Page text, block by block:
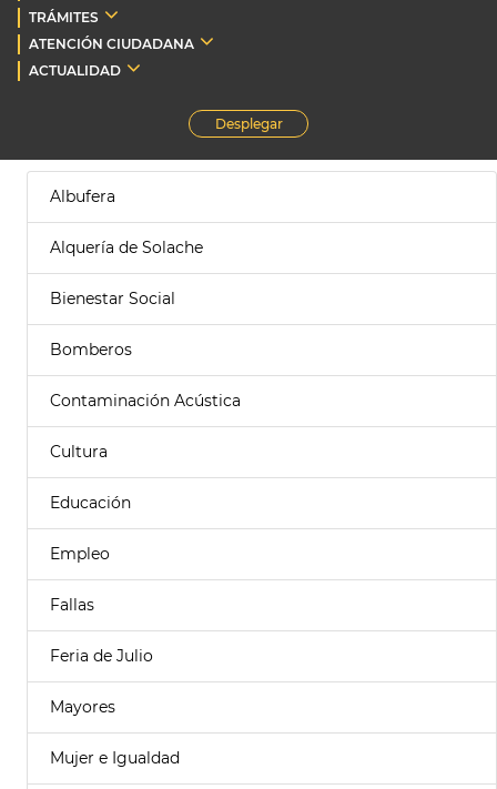
TRÁMITES
ATENCIÓN CIUDADANA
ACTUALIDAD
Desplegar
Albufera
Alquería de Solache
Bienestar Social
Bomberos
Contaminación Acústica
Cultura
Educación
Empleo
Fallas
Feria de Julio
Mayores
Mujer e Igualdad